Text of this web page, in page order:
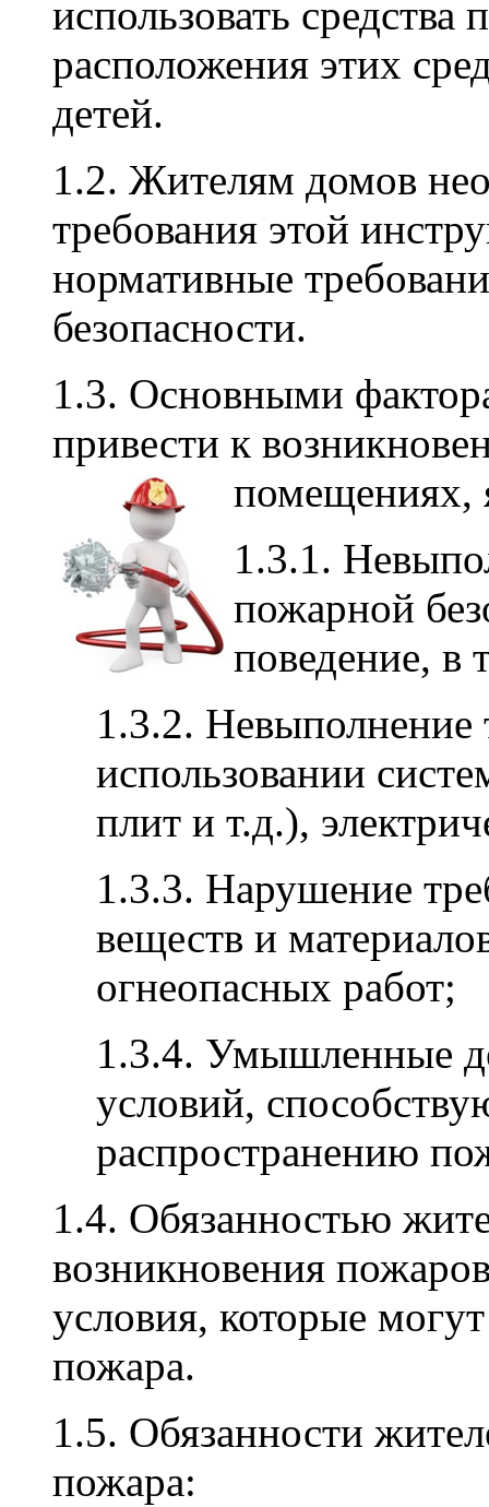
использовать
расположения этих
детей.
1.2. Жителям домов
требования этой
нормативные
безопасности.
1.3. Основными
привести к
помещениях,
1.3.1.
пожарной
поведение, в
1.3.2. Невыполнение
использовании
плит и т.д.),
1.3.3. Нарушение
веществ и
огнеопасных работ;
1.3.4. Умышленные
условий,
распространению
1.4. Обязанностью
возникновения
условия, которые
пожара.
1.5. Обязанности
пожара: